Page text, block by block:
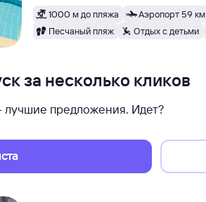
1000 м до пляжа Аэропорт 59 км
Песчаный пляж
Отдых с детьми
за несколько кликов
предложения. Идет?